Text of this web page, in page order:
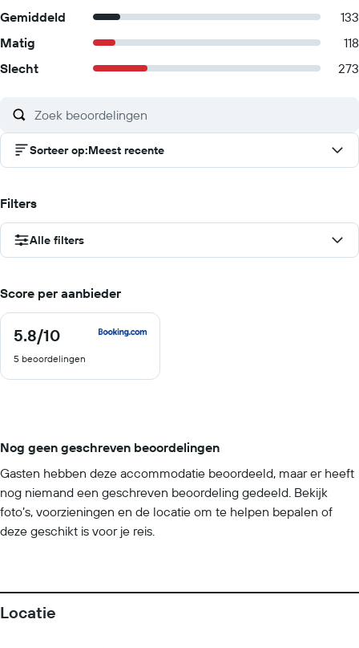
Gemiddeld
133
Matig
118
Slecht
273
Sorteer op:Meest recente
Filters
Alle filters
Score per aanbieder
5.8/10
5.8
10
5 beoordelingen
Nog geen geschreven beoordelingen
Gasten hebben deze accommodatie beoordeeld, maar er heeft
nog niemand een geschreven beoordeling gedeeld. Bekijk
foto’s, voorzieningen en de locatie om te helpen bepalen of
deze geschikt is voor je reis.
Locatie